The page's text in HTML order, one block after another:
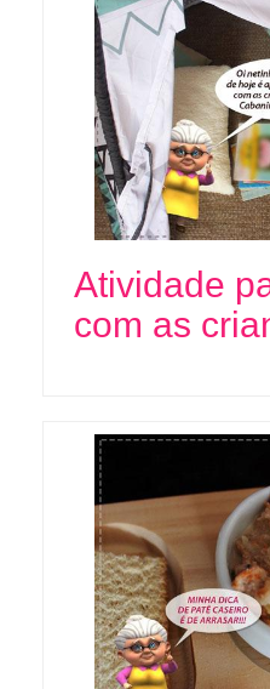
Atividade
com as